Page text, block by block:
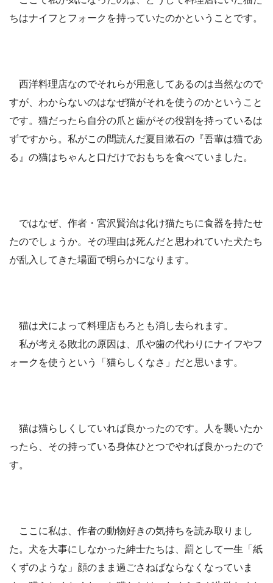
ちはナイフとフォークを持っていたのかということです。
西洋料理店なのでそれらが用意してあるのは当然なので
すが、わからないのはなぜ猫がそれを使うのかということ
です。猫だったら自分の爪と歯がその役割を持っているは
ずですから。私がこの間読んだ夏目漱石の『吾輩は猫であ
る』の猫はちゃんと口だけでおもちを食べていました。
ではなぜ、作者・宮沢賢治は化け猫たちに食器を持たせ
たのでしょうか。その理由は死んだと思われていた犬たち
が乱入してきた場面で明らかになります。
猫は犬によって料理店もろとも消し去られます。
私が考える敗北の原因は、爪や歯の代わりにナイフやフ
ォークを使うという「猫らしくなさ」だと思います。
猫は猫らしくしていれば良かったのです。人を襲いたか
ったら、その持っている身体ひとつでやれば良かったので
す。
ここに私は、作者の動物好きの気持ちを読み取りまし
た。犬を大事にしなかった紳士たちは、罰として一生「紙
くずのような」顔のまま過ごさねばならなくなっていま